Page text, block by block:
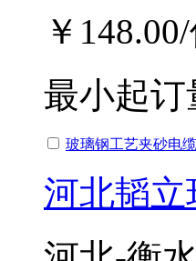
￥148.00
最小起订
玻璃钢工艺夹砂电
河北韬